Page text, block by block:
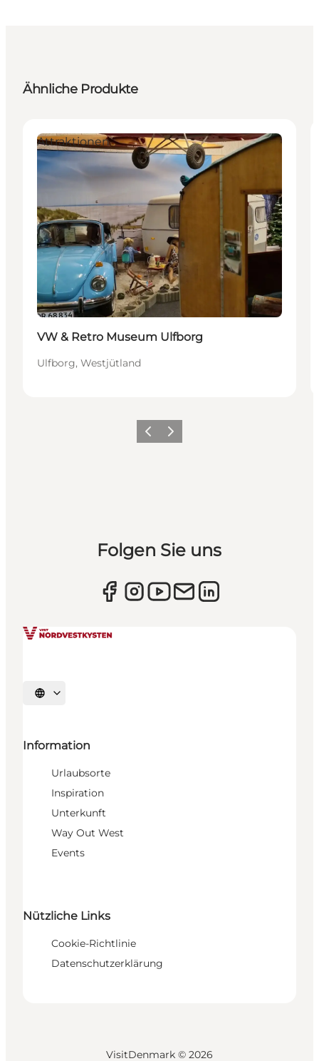
Ähnliche Produkte
Attraktionen
VW & Retro Museum Ulfborg
Ulfborg, Westjütland
ZurückWeiter
Folgen Sie uns
Sprache auswählen
Information
Urlaubsorte
Inspiration
Unterkunft
Way Out West
Events
Nützliche Links
Cookie-Richtlinie
Datenschutzerklärung
VisitDenmark © 2026